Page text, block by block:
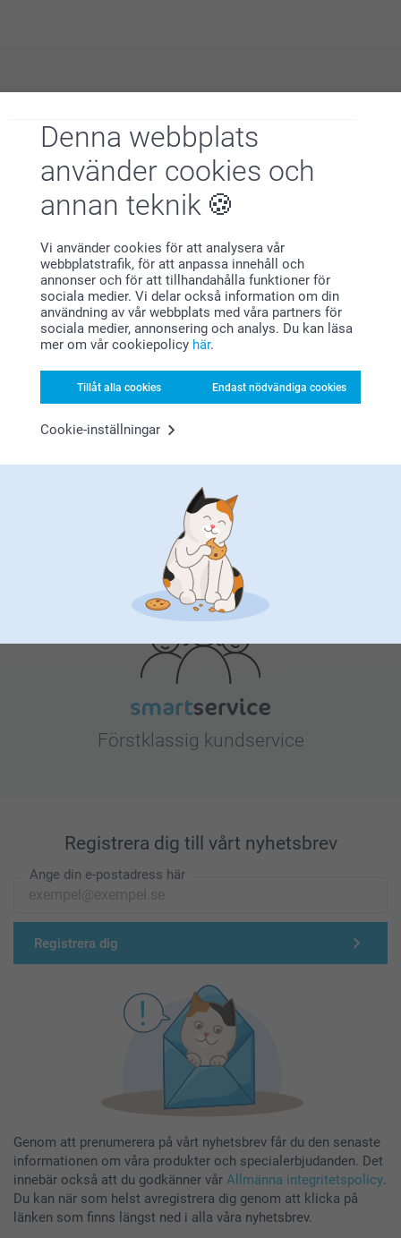
Denna webbplats
använder cookies och
annan teknik
Vi använder cookies för att analysera vår
webbplatstrafik, för att anpassa innehåll och
annonser och för att tillhandahålla funktioner för
sociala medier. Vi delar också information om din
användning av vår webbplats med våra partners för
sociala medier, annonsering och analys. Du kan läsa
mer om vår cookiepolicy här.
Tillåt alla cookies Endast nödvändiga cookies
Cookie-inställningar
Nöjd kundgaranti
Bonus på alla dina köp
Letar du efter inspiration?
Förstklassig kundservice
Registrera dig till vårt nyhetsbrev
Ange din e-postadress här
Registrera dig
Genom att prenumerera på vårt nyhetsbrev får du den senaste
informationen om våra produkter och specialerbjudanden. Det
innebär också att du godkänner vår Allmänna integritetspolicy.
Du kan när som helst avregistrera dig genom att klicka på
länken som finns längst ned i alla våra nyhetsbrev.